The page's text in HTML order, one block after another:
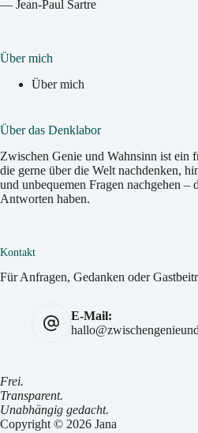
— Jean-Paul Sartre
Über mich
Über mich
Über das Denklabor
Zwischen Genie und Wahnsinn ist ein
die gerne über die Welt nachdenken,
und unbequemen Fragen nachgehen –
Antworten haben.
Kontakt
Für Anfragen, Gedanken oder
E-Mail:
Frei.
Transparent.
Unabhängig gedacht.
Copyright © 2026 Jana